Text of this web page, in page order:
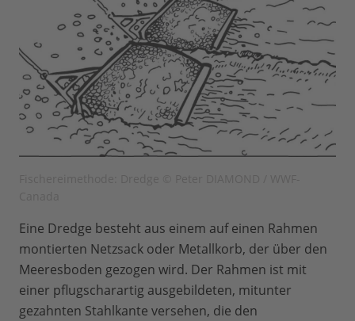
Eine Dredge besteht aus einem auf einen Rahmen
montierten Netzsack oder Metallkorb, der über den
Meeresboden gezogen wird. Der Rahmen ist mit
einer pflugscharartig ausgebildeten, mitunter
gezahnten Stahlkante versehen, die den